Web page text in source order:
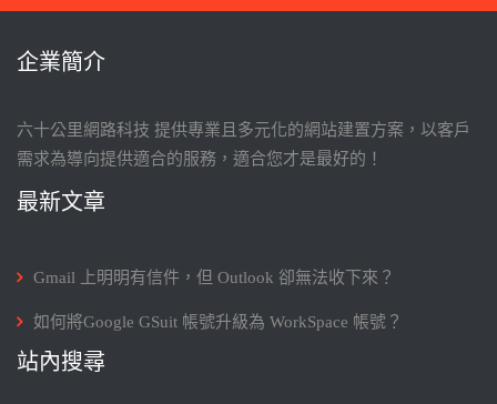
企業簡介
六十公里網路科技 提供專業且多元化的網站建置方案，以客戶
需求為導向提供適合的服務，適合您才是最好的！
最新文章
Gmail 上明明有信件，但 Outlook 卻無法收下來？
如何將Google GSuit 帳號升級為 WorkSpace 帳號？
站內搜尋